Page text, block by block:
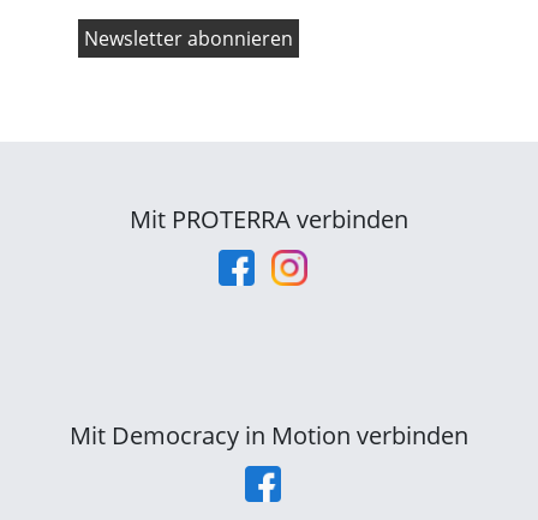
Mit PROTERRA verbinden
Mit Democracy in Motion verbinden